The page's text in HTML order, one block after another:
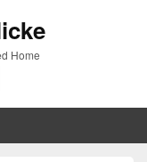
Home